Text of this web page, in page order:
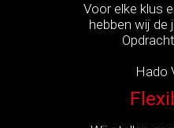
Voor elke klus
hebben wij de
Hado